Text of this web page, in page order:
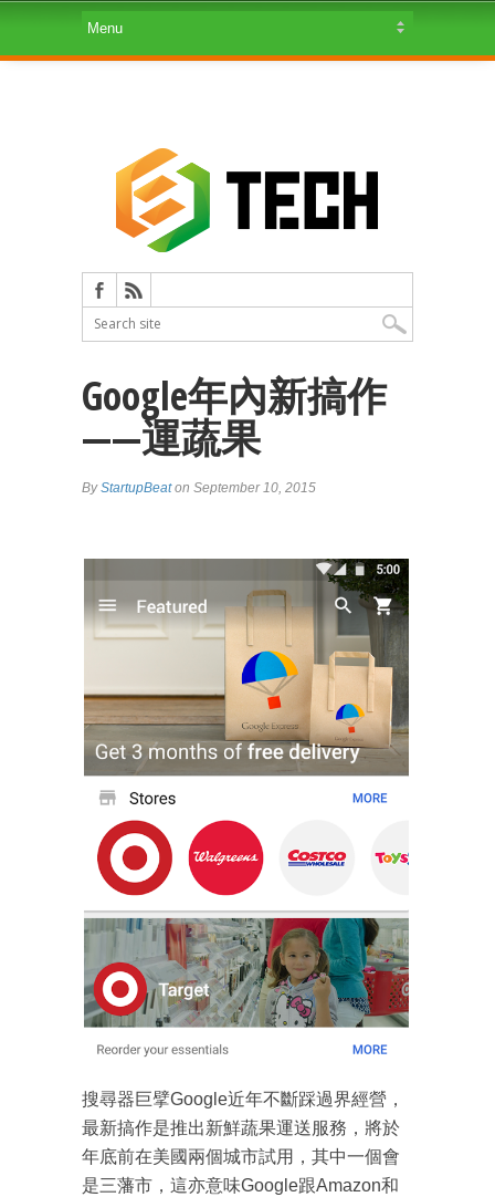
Google年內新搞作
——運蔬果
ByStartupBeaton September 10, 2015
搜尋器巨擘Google近年不斷踩過界經營，
最新搞作是推出新鮮蔬果運送服務，將於
年底前在美國兩個城市試用，其中一個會
是三藩市，這亦意味Google跟Amazon和